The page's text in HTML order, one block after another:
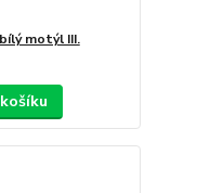
motýl III.